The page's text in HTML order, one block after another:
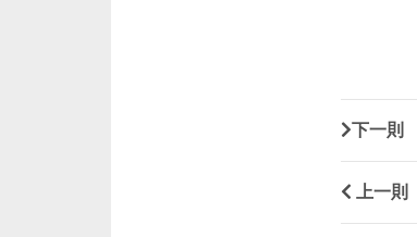
下一則
上一則